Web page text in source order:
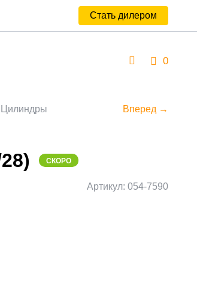
Стать дилером
0
Цилиндры Вперед →
СКОРО
Артикул: 054-7590